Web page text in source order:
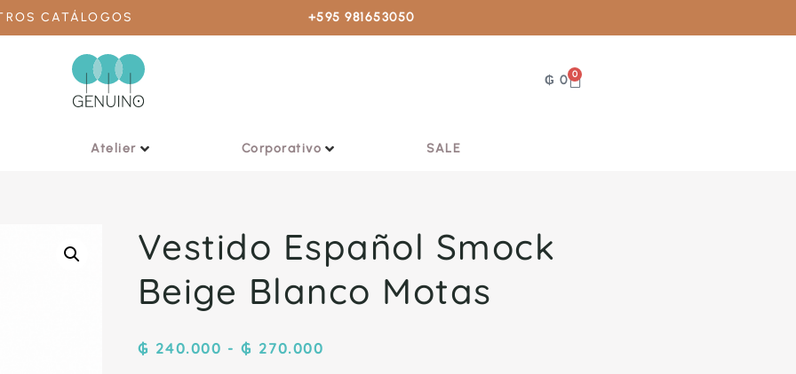
CATÁLOGOS +595 981653050
₲ 0 0
Atelier Corporativo SALE
Vestido Español Smock
Beige Blanco Motas
₲ 240.000 - ₲ 270.000